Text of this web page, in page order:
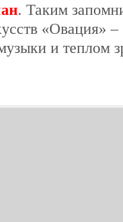
. Таким
«Овация»
и теплом